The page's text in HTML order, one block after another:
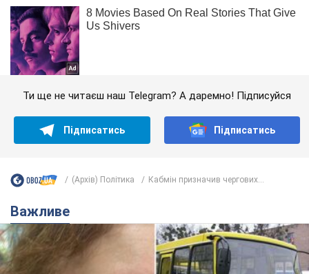
Ти ще не читаєш наш Telegram? А даремно! Підписуйся
Підписатись Підписатись
(Архів) Політика Кабмін призначив чергових...
Важливе